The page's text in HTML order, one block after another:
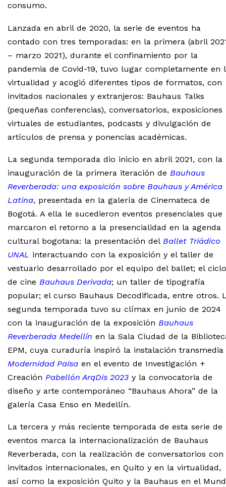
consumo.
Lanzada en abril de 2020, la serie de eventos ha
contado con tres temporadas: en la primera (abril
– marzo 2021), durante el confinamiento por la
pandemia de Covid-19, tuvo lugar completamente en
virtualidad y acogió diferentes tipos de formatos, con
invitados nacionales y extranjeros: Bauhaus Talks
(pequeñas conferencias), conversatorios, exposiciones
virtuales de estudiantes, podcasts y divulgación de
artículos de prensa y ponencias académicas.
La segunda temporada dio inicio en abril 2021, con la
inauguración de la primera iteración de Bauhaus
Reverberada: una exposición sobre Bauhaus y América
Latina, presentada en la galería de Cinemateca de
Bogotá. A ella le sucedieron eventos presenciales que
marcaron el retorno a la presencialidad en la agenda
cultural bogotana: la presentación del Ballet Triádico
UNAL interactuando con la exposición y el taller de
vestuario desarrollado por el equipo del ballet; el ciclo
de cine Bauhaus Derivada; un taller de tipografía
popular; el curso Bauhaus Decodificada, entre otros.
segunda temporada tuvo su clímax en junio de 2024
con la inauguración de la exposición Bauhaus
Reverberada Medellín en la Sala Ciudad de la
EPM, cuya curaduría inspiró la instalación transmedia
Modernidad Paisa en el evento de Investigación +
Creación Pabellón ArqDis 2023 y la convocatoria de
diseño y arte contemporáneo “Bauhaus Ahora” de la
galería Casa Enso en Medellín.
La tercera y más reciente temporada de esta serie de
eventos marca la internacionalización de Bauhaus
Reverberada, con la realización de conversatorios con
invitados internacionales, en Quito y en la virtualidad,
así como la exposición Quito y la Bauhaus en el